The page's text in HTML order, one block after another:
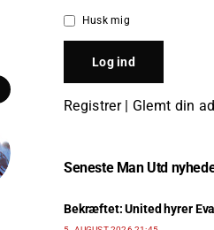
Husk mig
Registrer| Glemt din
Seneste Man Utd
Bekræftet: United hyrer